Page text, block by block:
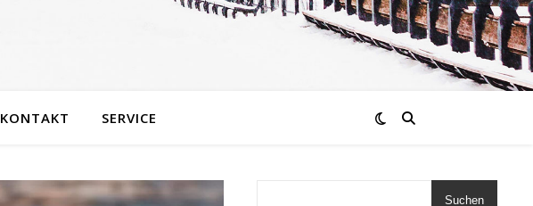
KONTAKT SERVICE
Suchen